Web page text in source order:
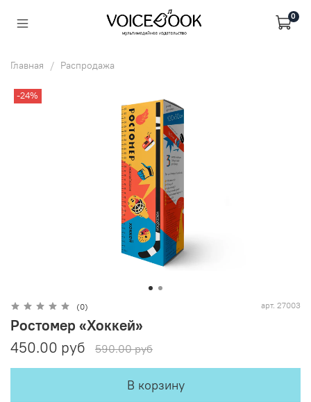
0
Главная Распродажа
-24%
(0) арт. 27003
Ростомер «Хоккей»
450.00 руб
590.00 руб
В корзину